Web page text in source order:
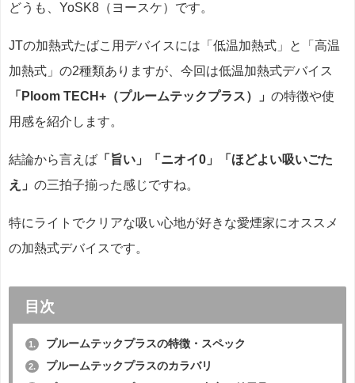
どうも、YoSK8（ヨースケ）です。
JTの加熱式たばこ用デバイスには「低温加熱式」と「高温
加熱式」の2種類ありますが、今回は低温加熱式デバイス
「Ploom TECH+（プルームテックプラス）」 の特徴や使
用感を紹介します。
結論から言えば 「旨い」「ニオイ0」「ほどよい吸いごた
え」 の三拍子揃った感じですね。
特にライトでクリアな吸い心地が好きな愛煙家にオススメ
の加熱式デバイスです。
目次
1. プルームテックプラスの特徴・スペック
2. プルームテックプラスのカラバリ